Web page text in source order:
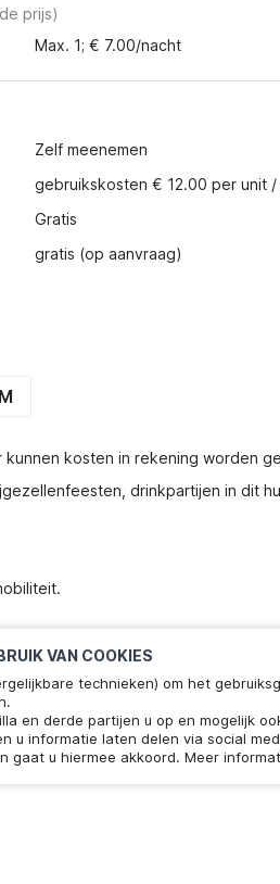
VAN COOKIES
technieken) om het
en derde partijen u op en mogelijk
u informatie laten delen via social
gaat u hiermee akkoord. Meer
prijs)
Max. 1; € 7.00/nacht
Zelf meenemen
gebruikskosten € 12.00 per unit /
Gratis
gratis (op aanvraag)
kosten in rekening worden
drinkpartijen in dit
voor je klaar
dan 60 seconden wachttijd.